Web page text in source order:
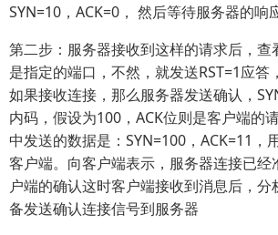
SYN=10，ACK=0， 然后等待服务器的响应
第二步：服务器接收到这样的请求后，查
是指定的端口，不然，就发送RST=1应答
如果接收连接，那么服务器发送确认，
内码，假设为100，ACK位则是客户端的
中发送的数据是：SYN=100，ACK=11，
客户端。向客户端表示，服务器连接已经
户端的确认这时客户端接收到消息后，
备发送确认连接信号到服务器